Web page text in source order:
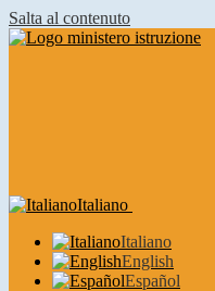
Salta al contenuto
Italiano
Italiano
English
Español